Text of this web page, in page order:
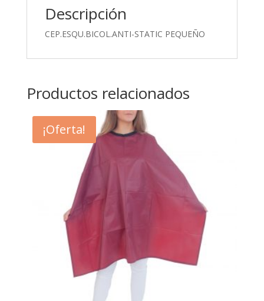
Descripción
CEP.ESQU.BICOL.ANTI-STATIC PEQUEÑO
Productos relacionados
¡Oferta!